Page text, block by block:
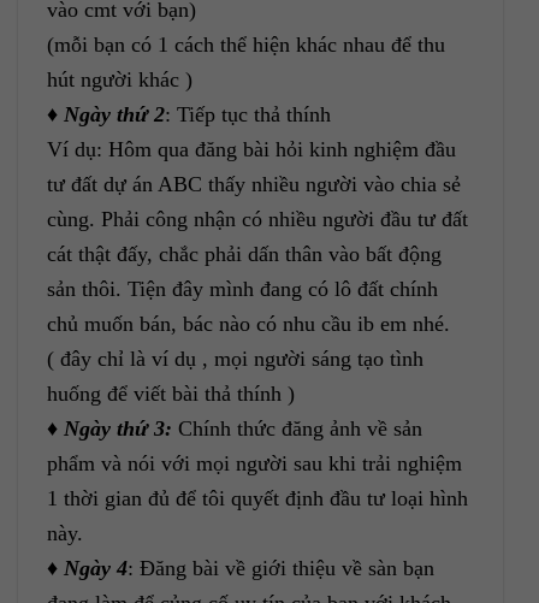
vào cmt với bạn)
(mỗi bạn có 1 cách thể hiện khác nhau để thu
hút người khác )
♦ Ngày thứ 2: Tiếp tục thả thính
Ví dụ: Hôm qua đăng bài hỏi kinh nghiệm đầu
tư đất dự án ABC thấy nhiều người vào chia sẻ
cùng. Phải công nhận có nhiều người đầu tư đất
cát thật đấy, chắc phải dấn thân vào bất động
sản thôi. Tiện đây mình đang có lô đất chính
chủ muốn bán, bác nào có nhu cầu ib em nhé.
( đây chỉ là ví dụ , mọi người sáng tạo tình
huống để viết bài thả thính )
♦ Ngày thứ 3: Chính thức đăng ảnh về sản
phẩm và nói với mọi người sau khi trải nghiệm
1 thời gian đủ để tôi quyết định đầu tư loại hình
này.
♦ Ngày 4: Đăng bài về giới thiệu về sàn bạn